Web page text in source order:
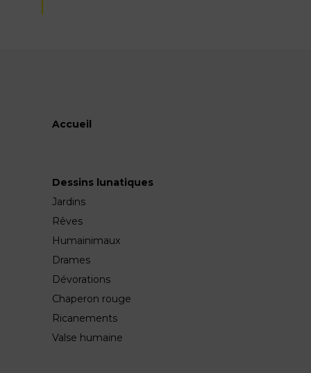
Accueil
Dessins lunatiques
Jardins
Rêves
Humainimaux
Drames
Dévorations
Chaperon rouge
Ricanements
Valse humaine